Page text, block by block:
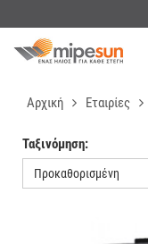
Αρχική Εταιρίες
Ταξινόμηση:
Προκαθορισμένη